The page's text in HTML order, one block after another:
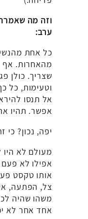
וזה מה
ערב:
כל אחת
מהאחרות. אף
שצריך. כולן
וטעימות, כל
אל תנסו
אפשר. תהיו
יפה, נכון? כי
מעולם לא היו
אפילו לא
אותו טקסט
צל, הפתעה,
משהו שהיה
אחד אחר לא